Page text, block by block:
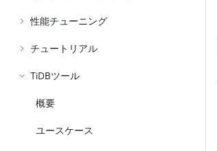
性能チューニング
チュートリアル
TiDBツール
概要
ユースケース